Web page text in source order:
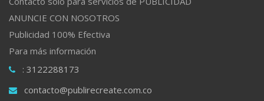
ANUNCIE CON NOSOTROS
Publicidad 100% Efectiva
Para más información
: 3122288173
contacto@publirecreate.com.co